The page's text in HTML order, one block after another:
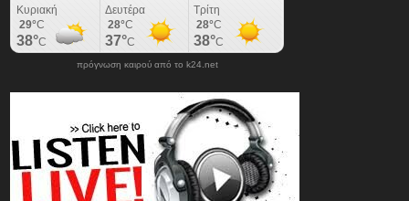
πρόγνωση καιρού από το k24.net